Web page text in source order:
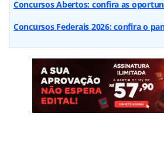
Concursos Abertos: confira as
Concursos Federais 2026: confira o